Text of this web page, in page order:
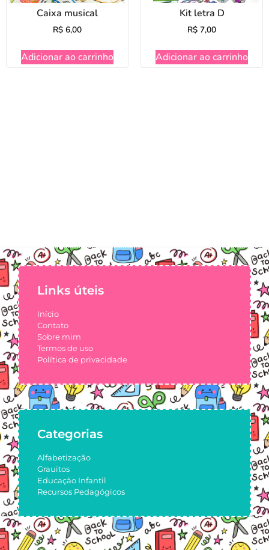
Caixa musical
R$ 6,00
Adicionar ao carrinho
Kit letra D
R$ 7,00
Adicionar ao carrinho
Links úteis
Início
Contato
Sobre mim
Termos de uso
Política de privacidade
Categorias
Alfabetização
Grauitos
Educação Infantil
Recursos Pedagógicos